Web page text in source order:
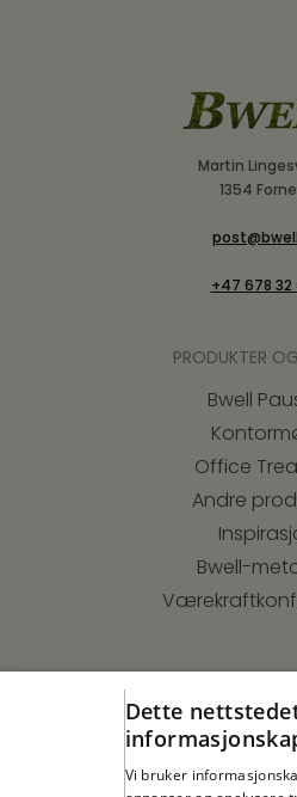
Martin
1354
+47 678 32
PRODUKTER
Bwell
Office
Andre
Bwell-
Partnere
Dette
Vi bruker